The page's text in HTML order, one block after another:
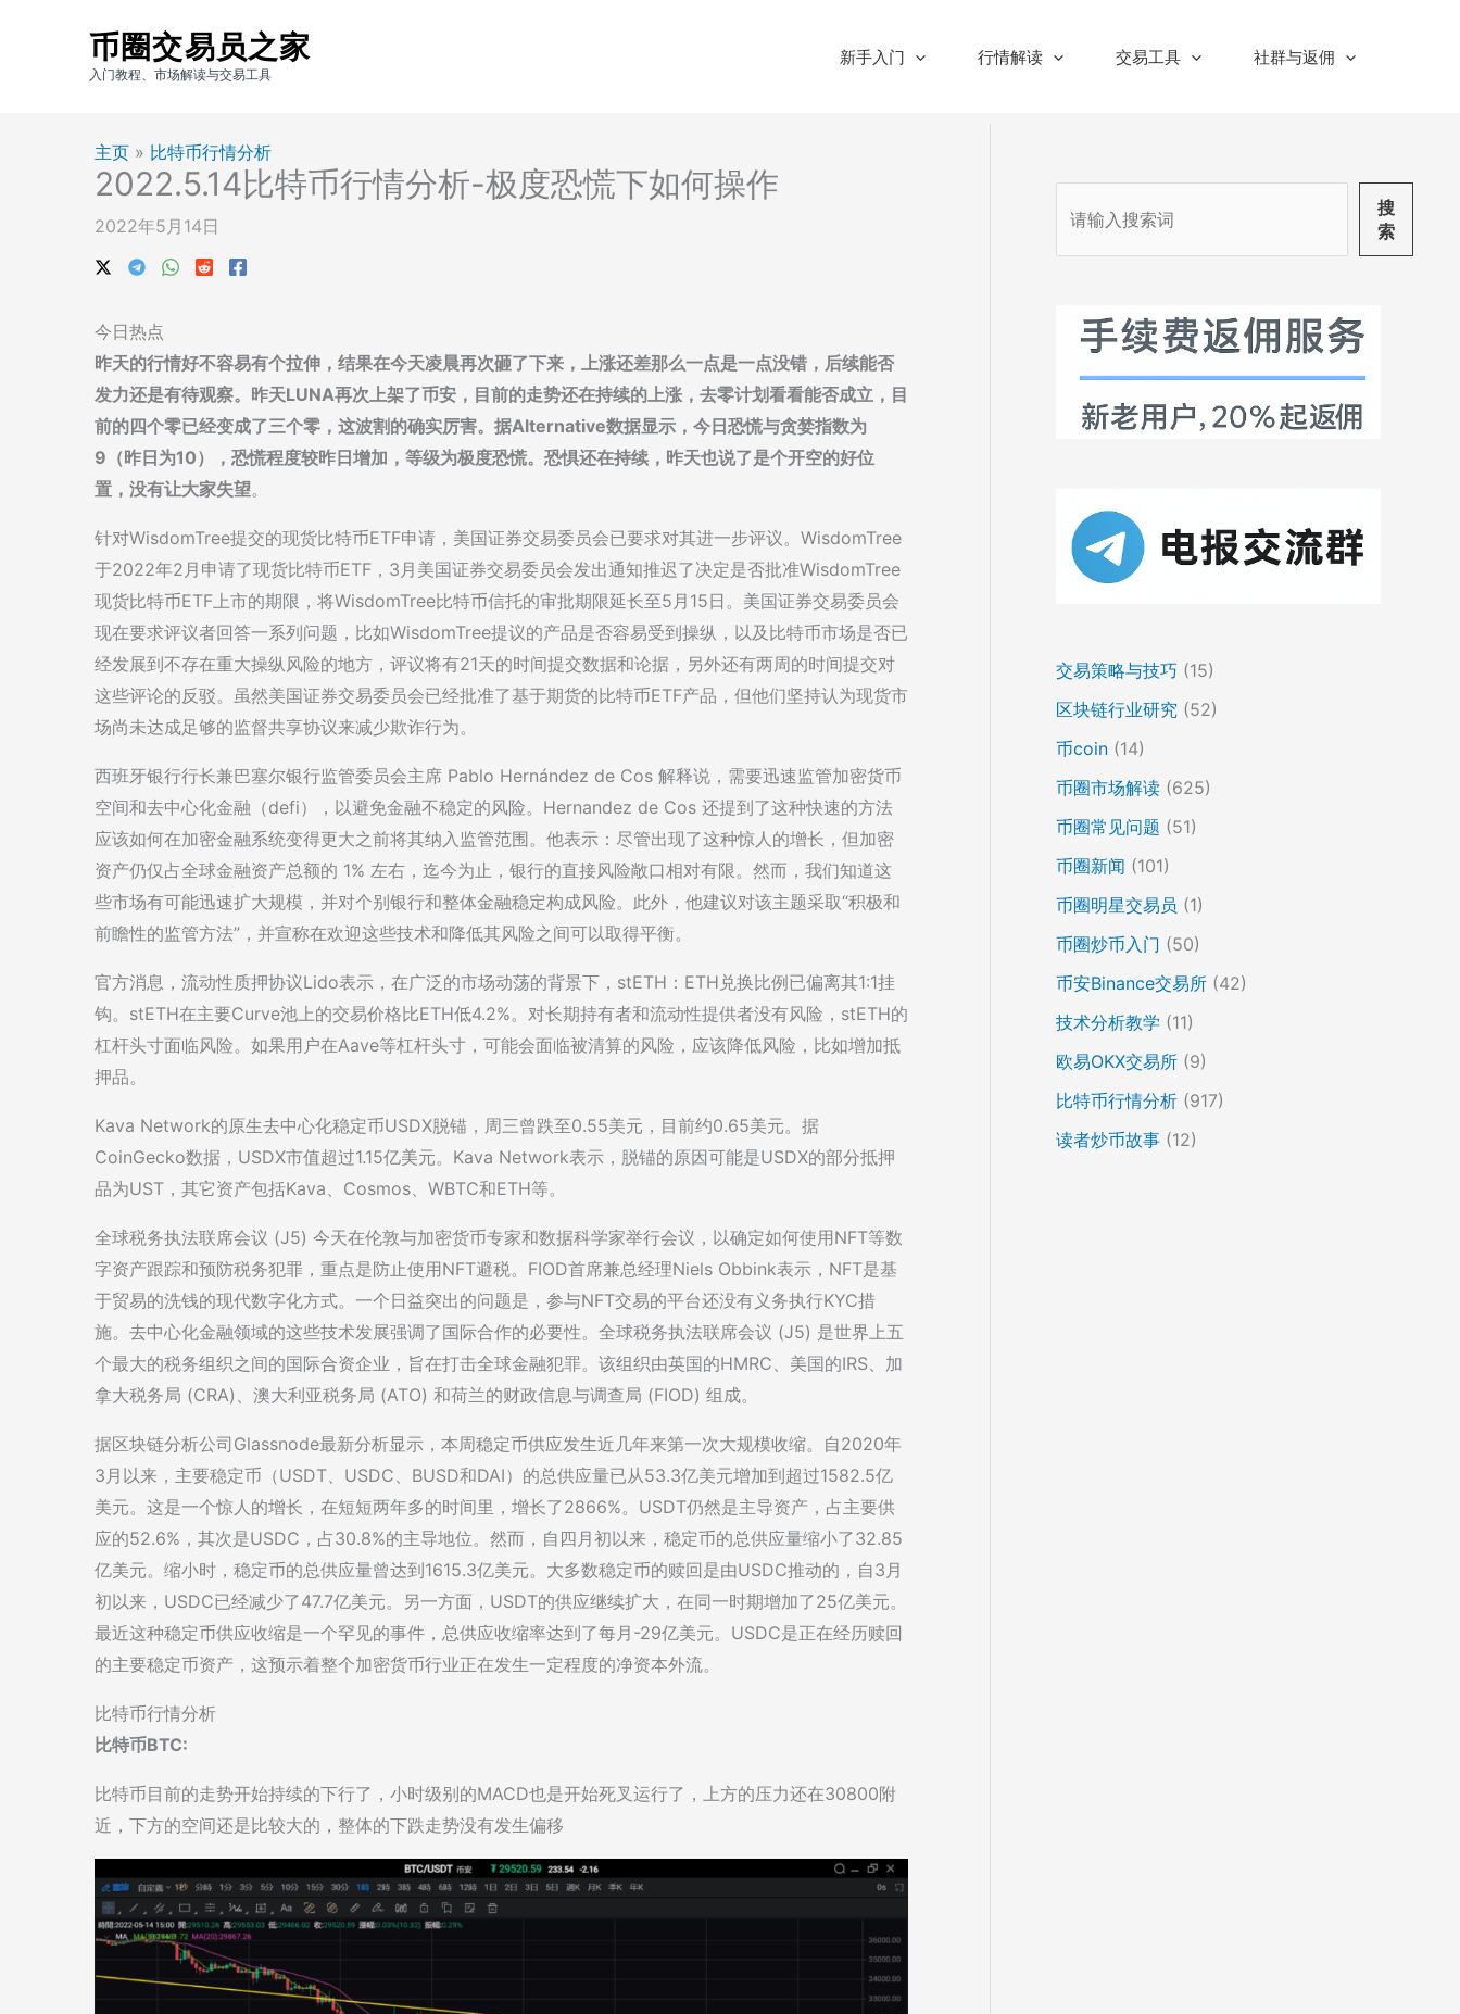
币圈交易员之家
入门教程、市场解读与交易工具
新手入门 行情解读 交易工具 社群与返佣
主页 » 比特币行情分析
2022.5.14比特币行情分析-极度恐慌下如何操作
2022年5月14日
今日热点
昨天的行情好不容易有个拉伸，结果在今天凌晨再次砸了下来，上涨还差那么一点是一点没错，后续能否
发力还是有待观察。昨天LUNA再次上架了币安，目前的走势还在持续的上涨，去零计划看看能否成立，目
前的四个零已经变成了三个零，这波割的确实厉害。据Alternative数据显示，今日恐慌与贪婪指数为
9（昨日为10），恐慌程度较昨日增加，等级为极度恐慌。恐惧还在持续，昨天也说了是个开空的好位
置，没有让大家失望。
针对WisdomTree提交的现货比特币ETF申请，美国证券交易委员会已要求对其进一步评议。WisdomTree
于2022年2月申请了现货比特币ETF，3月美国证券交易委员会发出通知推迟了决定是否批准WisdomTree
现货比特币ETF上市的期限，将WisdomTree比特币信托的审批期限延长至5月15日。美国证券交易委员会
现在要求评议者回答一系列问题，比如WisdomTree提议的产品是否容易受到操纵，以及比特币市场是否已
经发展到不存在重大操纵风险的地方，评议将有21天的时间提交数据和论据，另外还有两周的时间提交对
这些评论的反驳。虽然美国证券交易委员会已经批准了基于期货的比特币ETF产品，但他们坚持认为现货市
场尚未达成足够的监督共享协议来减少欺诈行为。
西班牙银行行长兼巴塞尔银行监管委员会主席 Pablo Hernández de Cos 解释说，需要迅速监管加密货币
空间和去中心化金融（defi），以避免金融不稳定的风险。Hernandez de Cos 还提到了这种快速的方法
应该如何在加密金融系统变得更大之前将其纳入监管范围。他表示：尽管出现了这种惊人的增长，但加密
资产仍仅占全球金融资产总额的 1% 左右，迄今为止，银行的直接风险敞口相对有限。然而，我们知道这
些市场有可能迅速扩大规模，并对个别银行和整体金融稳定构成风险。此外，他建议对该主题采取“积极和
前瞻性的监管方法”，并宣称在欢迎这些技术和降低其风险之间可以取得平衡。
官方消息，流动性质押协议Lido表示，在广泛的市场动荡的背景下，stETH：ETH兑换比例已偏离其1:1挂
钩。stETH在主要Curve池上的交易价格比ETH低4.2%。对长期持有者和流动性提供者没有风险，stETH的
杠杆头寸面临风险。如果用户在Aave等杠杆头寸，可能会面临被清算的风险，应该降低风险，比如增加抵
押品。
Kava Network的原生去中心化稳定币USDX脱锚，周三曾跌至0.55美元，目前约0.65美元。据
CoinGecko数据，USDX市值超过1.15亿美元。Kava Network表示，脱锚的原因可能是USDX的部分抵押
品为UST，其它资产包括Kava、Cosmos、WBTC和ETH等。
全球税务执法联席会议 (J5) 今天在伦敦与加密货币专家和数据科学家举行会议，以确定如何使用NFT等数
字资产跟踪和预防税务犯罪，重点是防止使用NFT避税。FIOD首席兼总经理Niels Obbink表示，NFT是基
于贸易的洗钱的现代数字化方式。一个日益突出的问题是，参与NFT交易的平台还没有义务执行KYC措
施。去中心化金融领域的这些技术发展强调了国际合作的必要性。全球税务执法联席会议 (J5) 是世界上五
个最大的税务组织之间的国际合资企业，旨在打击全球金融犯罪。该组织由英国的HMRC、美国的IRS、加
拿大税务局 (CRA)、澳大利亚税务局 (ATO) 和荷兰的财政信息与调查局 (FIOD) 组成。
据区块链分析公司Glassnode最新分析显示，本周稳定币供应发生近几年来第一次大规模收缩。自2020年
3月以来，主要稳定币（USDT、USDC、BUSD和DAI）的总供应量已从53.3亿美元增加到超过1582.5亿
美元。这是一个惊人的增长，在短短两年多的时间里，增长了2866%。USDT仍然是主导资产，占主要供
应的52.6%，其次是USDC，占30.8%的主导地位。然而，自四月初以来，稳定币的总供应量缩小了32.85
亿美元。缩小时，稳定币的总供应量曾达到1615.3亿美元。大多数稳定币的赎回是由USDC推动的，自3月
初以来，USDC已经减少了47.7亿美元。另一方面，USDT的供应继续扩大，在同一时期增加了25亿美元。
最近这种稳定币供应收缩是一个罕见的事件，总供应收缩率达到了每月-29亿美元。USDC是正在经历赎回
的主要稳定币资产，这预示着整个加密货币行业正在发生一定程度的净资本外流。
比特币行情分析
比特币BTC:
比特币目前的走势开始持续的下行了，小时级别的MACD也是开始死叉运行了，上方的压力还在30800附
近，下方的空间还是比较大的，整体的下跌走势没有发生偏移
搜
索
交易策略与技巧 (15)
区块链行业研究 (52)
币coin (14)
币圈市场解读 (625)
币圈常见问题 (51)
币圈新闻 (101)
币圈明星交易员 (1)
币圈炒币入门 (50)
币安Binance交易所 (42)
技术分析教学 (11)
欧易OKX交易所 (9)
比特币行情分析 (917)
读者炒币故事 (12)